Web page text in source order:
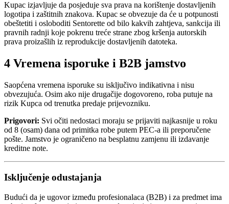
Kupac izjavljuje da posjeduje sva prava na korištenje dostavljenih
logotipa i zaštitnih znakova. Kupac se obvezuje da će u potpunosti
obeštetiti i osloboditi Sentorette od bilo kakvih zahtjeva, sankcija ili
pravnih radnji koje pokrenu treće strane zbog kršenja autorskih
prava proizašlih iz reprodukcije dostavljenih datoteka.
4 Vremena isporuke i B2B jamstvo
Saopćena vremena isporuke su isključivo indikativna i nisu
obvezujuća. Osim ako nije drugačije dogovoreno, roba putuje na
rizik Kupca od trenutka predaje prijevozniku.
Prigovori: Svi očiti nedostaci moraju se prijaviti najkasnije u roku
od 8 (osam) dana od primitka robe putem PEC-a ili preporučene
pošte. Jamstvo je ograničeno na besplatnu zamjenu ili izdavanje
kreditne note.
Isključenje odustajanja
Budući da je ugovor između profesionalaca (B2B) i za predmet ima